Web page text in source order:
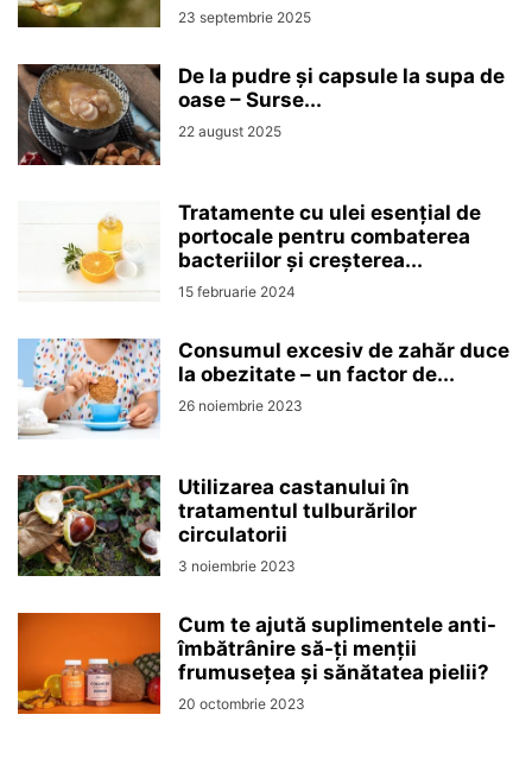
23 septembrie 2025
De la pudre și capsule la supa de
oase – Surse...
22 august 2025
Tratamente cu ulei esențial de
portocale pentru combaterea
bacteriilor și creșterea...
15 februarie 2024
Consumul excesiv de zahăr duce
la obezitate – un factor de...
26 noiembrie 2023
Utilizarea castanului în
tratamentul tulburărilor
circulatorii
3 noiembrie 2023
Cum te ajută suplimentele anti-
îmbătrânire să-ți menții
frumusețea și sănătatea pielii?
20 octombrie 2023